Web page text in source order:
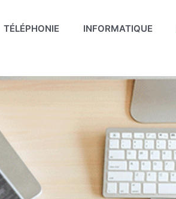
TÉLÉPHONIE INFORMATIQUE